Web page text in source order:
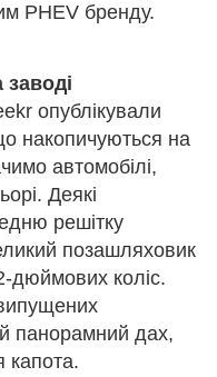
PHEV бренду.
опублікували
накопичуються на
автомобілі,
Деякі
решітку
позашляховик
дюймових коліс.
панорамний дах,
капота.